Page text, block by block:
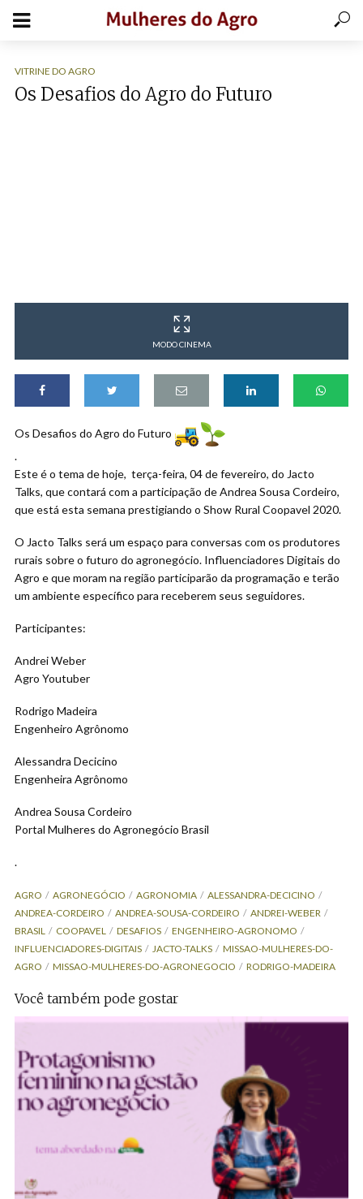
VITRINE DO AGRO
Os Desafios do Agro do Futuro
MODO CINEMA
Os Desafios do Agro do Futuro
.
Este é o tema de hoje, terça-feira, 04 de fevereiro, do Jacto
Talks, que contará com a participação de Andrea Sousa Cordeiro,
que está esta semana prestigiando o Show Rural Coopavel 2020.
O Jacto Talks será um espaço para conversas com os produtores
rurais sobre o futuro do agronegócio. Influenciadores Digitais do
Agro e que moram na região participarão da programação e terão
um ambiente específico para receberem seus seguidores.
Participantes:
Andrei Weber
Agro Youtuber
Rodrigo Madeira
Engenheiro Agrônomo
Alessandra Decicino
Engenheira Agrônomo
Andrea Sousa Cordeiro
Portal Mulheres do Agronegócio Brasil
.
AGRO AGRONEGÓCIO AGRONOMIA
ALESSANDRA-DECICINO
ANDREA-CORDEIRO
ANDREA-SOUSA-CORDEIRO
ANDREI-WEBER
BRASIL
COOPAVEL DESAFIOS
ENGENHEIRO-AGRONOMO
INFLUENCIADORES-DIGITAIS
JACTO-TALKS
MISSAO-MULHERES-DO-
AGRO
MISSAO-MULHERES-DO-AGRONEGOCIO RODRIGO-MADEIRA
Você também pode gostar